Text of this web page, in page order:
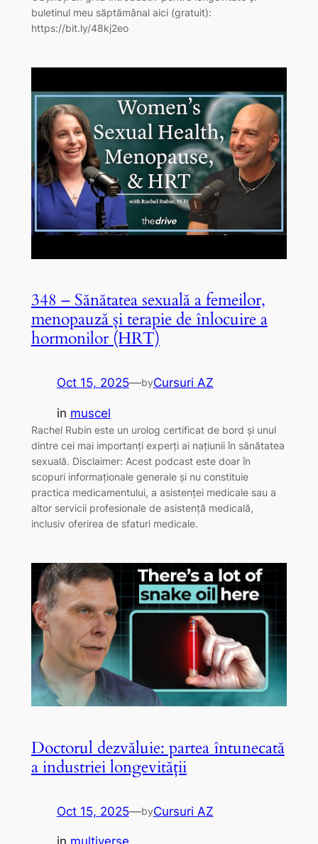
buletinul meu săptămânal aici (gratuit):
https://bit.ly/48kj2eo
348 – Sănătatea sexuală a femeilor,
menopauză și terapie de înlocuire a
hormonilor (HRT)
Oct 15, 2025—byCursuri AZ
in muscel
Rachel Rubin este un urolog certificat de bord și unul
dintre cei mai importanți experți ai națiunii în sănătatea
sexuală. Disclaimer: Acest podcast este doar în
scopuri informaționale generale și nu constituie
practica medicamentului, a asistenței medicale sau a
altor servicii profesionale de asistență medicală,
inclusiv oferirea de sfaturi medicale.
Doctorul dezvăluie: partea întunecată
a industriei longevității
Oct 15, 2025—byCursuri AZ